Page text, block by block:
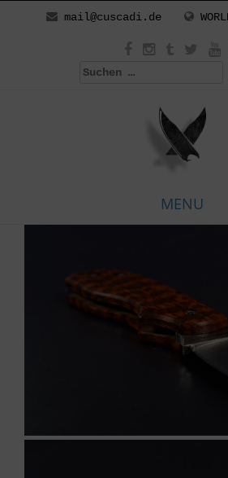
mail@cuscadi.de
Suchen
MENU